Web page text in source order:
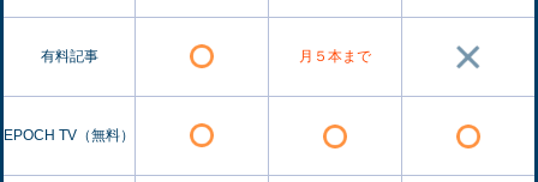
有料記事 月５本まで
EPOCH TV（無料）